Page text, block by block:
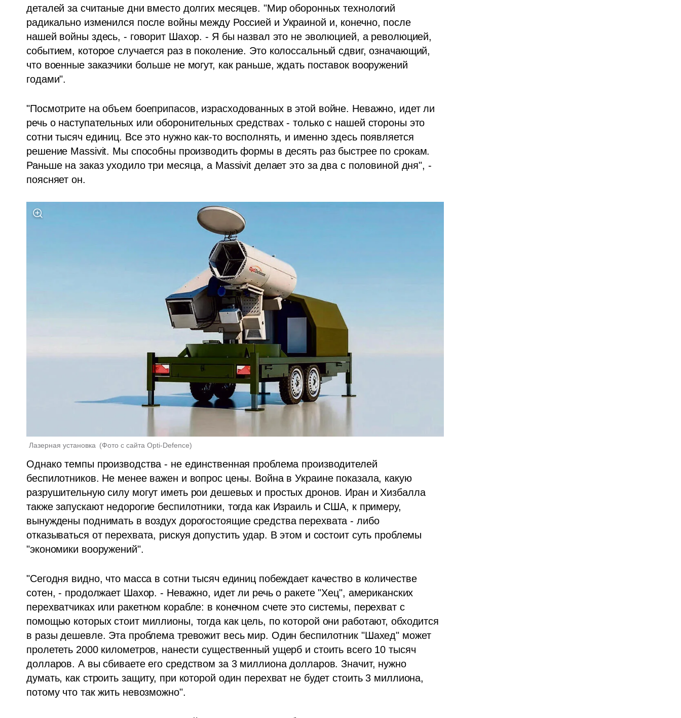
деталей за считаные дни вместо долгих месяцев. "Мир оборонных технологий
радикально изменился после войны между Россией и Украиной и, конечно, после
нашей войны здесь, - говорит Шахор. - Я бы назвал это не эволюцией, а революцией,
событием, которое случается раз в поколение. Это колоссальный сдвиг, означающий,
что военные заказчики больше не могут, как раньше, ждать поставок вооружений
годами".
"Посмотрите на объем боеприпасов, израсходованных в этой войне. Неважно, идет ли
речь о наступательных или оборонительных средствах - только с нашей стороны это
сотни тысяч единиц. Все это нужно как-то восполнять, и именно здесь появляется
решение Massivit. Мы способны производить формы в десять раз быстрее по срокам.
Раньше на заказ уходило три месяца, а Massivit делает это за два с половиной дня", -
поясняет он.
Лазерная установка (Фото с сайта Opti-Defence)
Однако темпы производства - не единственная проблема производителей
беспилотников. Не менее важен и вопрос цены. Война в Украине показала, какую
разрушительную силу могут иметь рои дешевых и простых дронов. Иран и Хизбалла
также запускают недорогие беспилотники, тогда как Израиль и США, к примеру,
вынуждены поднимать в воздух дорогостоящие средства перехвата - либо
отказываться от перехвата, рискуя допустить удар. В этом и состоит суть проблемы
"экономики вооружений".
"Сегодня видно, что масса в сотни тысяч единиц побеждает качество в количестве
сотен, - продолжает Шахор. - Неважно, идет ли речь о ракете "Хец", американских
перехватчиках или ракетном корабле: в конечном счете это системы, перехват с
помощью которых стоит миллионы, тогда как цель, по которой они работают, обходится
в разы дешевле. Эта проблема тревожит весь мир. Один беспилотник "Шахед" может
пролететь 2000 километров, нанести существенный ущерб и стоить всего 10 тысяч
долларов. А вы сбиваете его средством за 3 миллиона долларов. Значит, нужно
думать, как строить защиту, при которой один перехват не будет стоить 3 миллиона,
потому что так жить невозможно".